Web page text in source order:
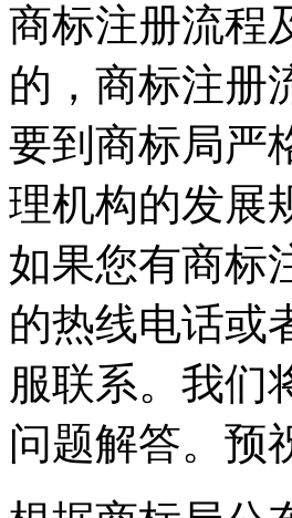
商标注册流程
的，商标注册
要到商标局严
理机构的发展
如果您有商标
的热线电话或
服联系。我们
问题解答。预